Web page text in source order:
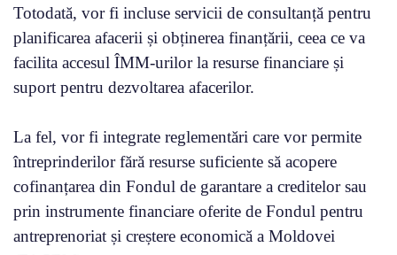
Totodată, vor fi incluse servicii de consultanță pentru
planificarea afacerii și obținerea finanțării, ceea ce va
facilita accesul ÎMM-urilor la resurse financiare și
suport pentru dezvoltarea afacerilor.
La fel, vor fi integrate reglementări care vor permite
întreprinderilor fără resurse suficiente să acopere
cofinanțarea din Fondul de garantare a creditelor sau
prin instrumente financiare oferite de Fondul pentru
antreprenoriat și creștere economică a Moldovei